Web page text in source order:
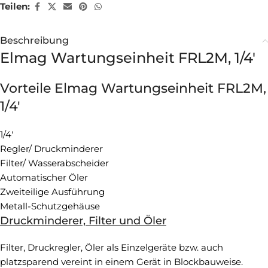
Teilen:
Beschreibung
Elmag Wartungseinheit FRL2M, 1/4'
Vorteile Elmag Wartungseinheit FRL2M,
1/4'
1/4'
Regler/ Druckminderer
Filter/ Wasserabscheider
Automatischer Öler
Zweiteilige Ausführung
Metall-Schutzgehäuse
Druckminderer, Filter und Öler
Filter, Druckregler, Öler als Einzelgeräte bzw. auch
platzsparend vereint in einem Gerät in Blockbauweise.